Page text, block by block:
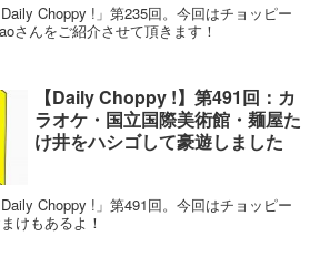
Choppy !」第235回。今回はチョッピー
さんをご紹介させて頂きます！
【Daily Choppy !】第491回：カ
ラオケ・国立国際美術館・麺屋た
け井をハシゴして豪遊しました
Choppy !」第491回。今回はチョッピー
けもあるよ！